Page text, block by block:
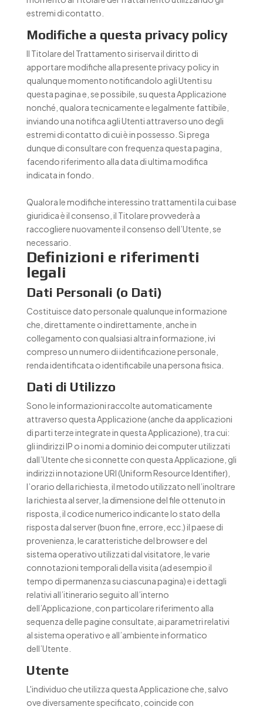
estremi di contatto.
Modifiche a questa privacy policy
Il Titolare del Trattamento si riserva il diritto di
apportare modifiche alla presente privacy policy in
qualunque momento notificandolo agli Utenti su
questa pagina e, se possibile, su questa Applicazione
nonché, qualora tecnicamente e legalmente fattibile,
inviando una notifica agli Utenti attraverso uno degli
estremi di contatto di cui è in possesso. Si prega
dunque di consultare con frequenza questa pagina,
facendo riferimento alla data di ultima modifica
indicata in fondo.
Qualora le modifiche interessino trattamenti la cui base
giuridica è il consenso, il Titolare provvederà a
raccogliere nuovamente il consenso dell’Utente, se
necessario.
Definizioni e riferimenti
legali
Dati Personali (o Dati)
Costituisce dato personale qualunque informazione
che, direttamente o indirettamente, anche in
collegamento con qualsiasi altra informazione, ivi
compreso un numero di identificazione personale,
renda identificata o identificabile una persona fisica.
Dati di Utilizzo
Sono le informazioni raccolte automaticamente
attraverso questa Applicazione (anche da applicazioni
di parti terze integrate in questa Applicazione), tra cui:
gli indirizzi IP o i nomi a dominio dei computer utilizzati
dall’Utente che si connette con questa Applicazione, gli
indirizzi in notazione URI (Uniform Resource Identifier),
l’orario della richiesta, il metodo utilizzato nell’inoltrare
la richiesta al server, la dimensione del file ottenuto in
risposta, il codice numerico indicante lo stato della
risposta dal server (buon fine, errore, ecc.) il paese di
provenienza, le caratteristiche del browser e del
sistema operativo utilizzati dal visitatore, le varie
connotazioni temporali della visita (ad esempio il
tempo di permanenza su ciascuna pagina) e i dettagli
relativi all’itinerario seguito all’interno
dell’Applicazione, con particolare riferimento alla
sequenza delle pagine consultate, ai parametri relativi
al sistema operativo e all’ambiente informatico
dell’Utente.
Utente
L'individuo che utilizza questa Applicazione che, salvo
ove diversamente specificato, coincide con